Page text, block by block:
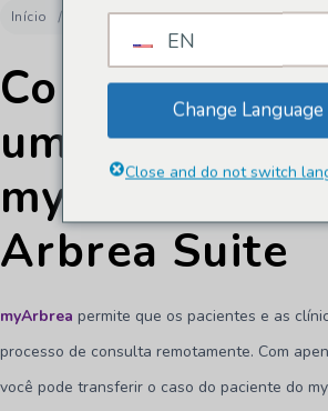
Início Documentos myArbrea
Como
um caso do
myArbrea
Arbrea Suite
myArbrea permite que os pacientes e as
processo de consulta remotamente. Com
você pode transferir o caso do paciente do
EN
Change Language
Close and do not switch